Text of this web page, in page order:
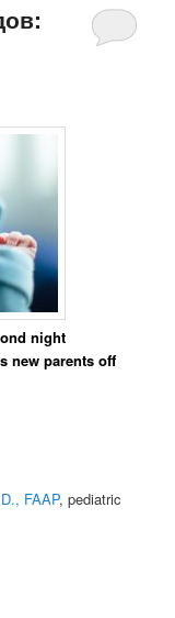
night
new parents off
FAAP, pediatric